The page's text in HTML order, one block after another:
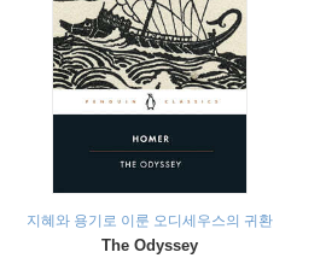
지혜와 용기로 이룬 오디세우스의 귀환
The Odyssey